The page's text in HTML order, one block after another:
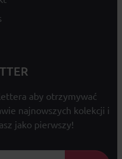
aby otrzymywać
najnowszych kolekcji i
jako pierwszy!